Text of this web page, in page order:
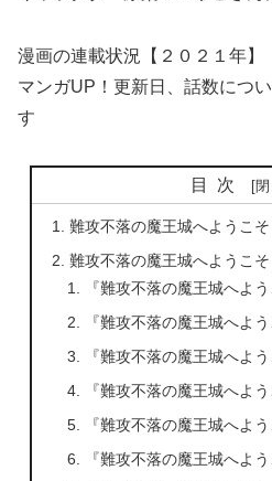
漫画の連載状況【２０２１年】
マンガUP！更新日、話数につ
す
目次
難攻不落の魔王城へようこ
難攻不落の魔王城へようこ
『難攻不落の魔王城へよ
『難攻不落の魔王城へよ
『難攻不落の魔王城へよ
『難攻不落の魔王城へよ
『難攻不落の魔王城へよ
『難攻不落の魔王城へよ